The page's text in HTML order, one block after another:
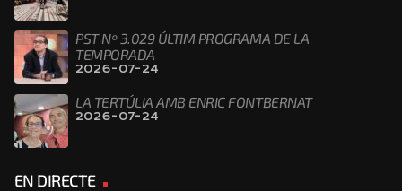
PST Nº 3.029 ÚLTIM PROGRAMA DE LA
TEMPORADA
2026-07-24
LA TERTÚLIA AMB ENRIC FONTBERNAT
2026-07-24
EN DIRECTE